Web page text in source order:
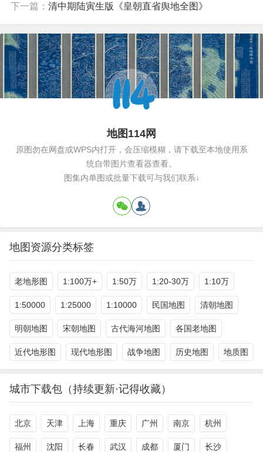
下一篇： 清中期陆寅生版《皇朝直省舆地全图》
地图114网
原图勿在网盘或WPS内打开，会压缩模糊，请下载至本地使用系
统自带图片查看器查看。
图集内单图或批量下载可与我们联系↓
地图资源分类标签
老地形图 1:100万+ 1:50万 1:20-30万 1:10万
1:50000 1:25000 1:10000 民国地图 清朝地图
明朝地图 宋朝地图 古代海河地图 各国老地图
近代地形图 现代地形图 战争地图 历史地图 地质图
城市下载包（持续更新·记得收藏）
北京 天津 上海 重庆 广州 南京 杭州
福州 沈阳 长春 武汉 成都 厦门 长沙